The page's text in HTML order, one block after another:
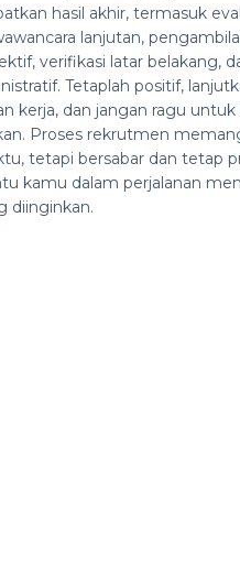
hasil akhir, termasuk
lanjutan,
verifikasi latar belakang,
Tetaplah positif,
kerja, dan jangan ragu
Proses rekrutmen
tetapi bersabar dan tetap
kamu dalam perjalanan
diinginkan.